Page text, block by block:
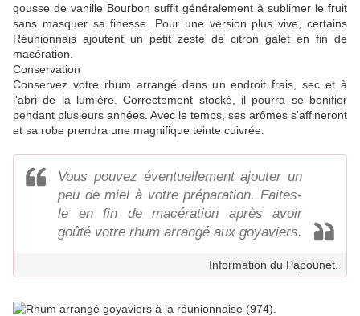
gousse de vanille Bourbon suffit généralement à sublimer le fruit
sans masquer sa finesse. Pour une version plus vive, certains
Réunionnais ajoutent un petit zeste de citron galet en fin de
macération.
Conservation
Conservez votre rhum arrangé dans un endroit frais, sec et à
l'abri de la lumière. Correctement stocké, il pourra se bonifier
pendant plusieurs années. Avec le temps, ses arômes s'affineront
et sa robe prendra une magnifique teinte cuivrée.
Vous pouvez éventuellement ajouter un
peu de miel à votre préparation. Faites-
le en fin de macération après avoir
goûté votre rhum arrangé aux goyaviers.
Information du Papounet.